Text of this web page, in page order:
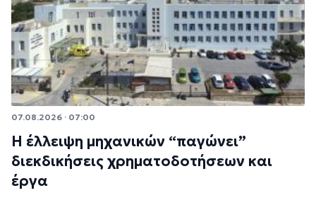
07.08.2026 · 07:00
Η έλλειψη μηχανικών “παγώνει”
διεκδικήσεις χρηματοδοτήσεων και
έργα